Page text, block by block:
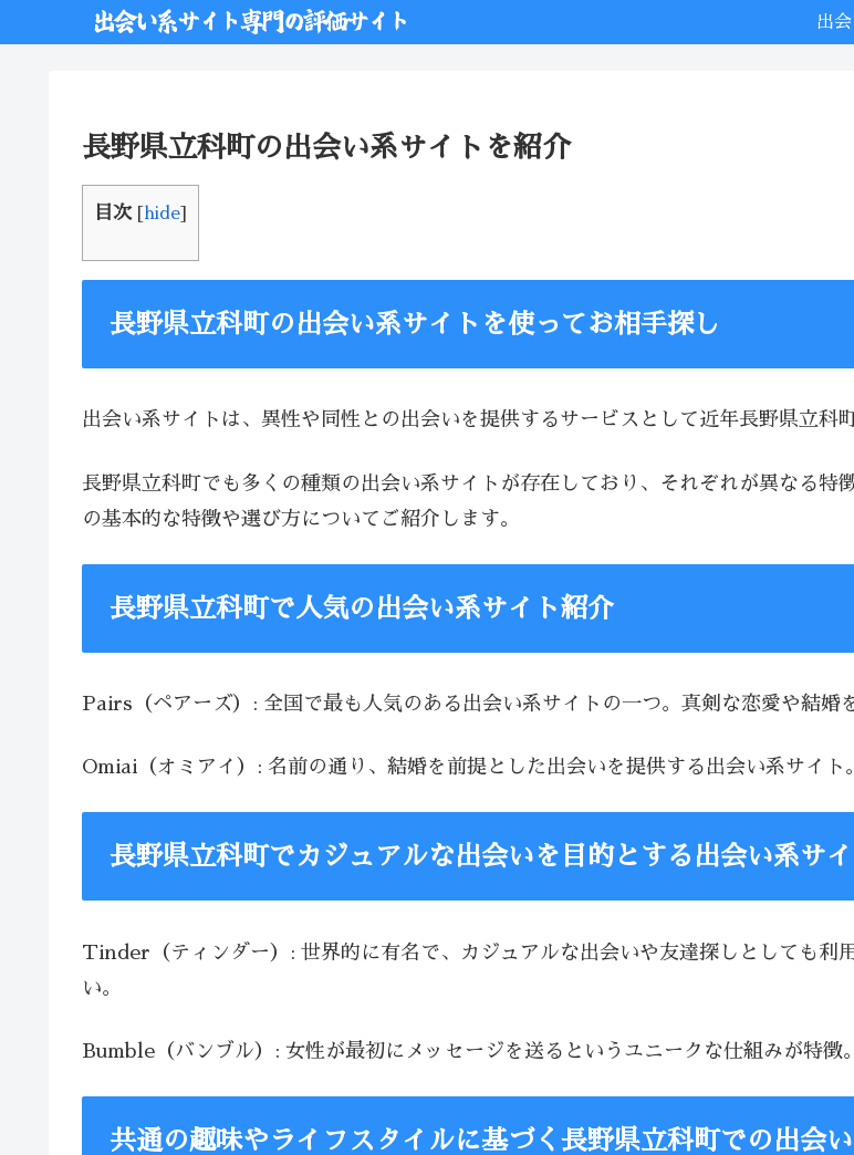
出
長野県立科町の出会い系サイトを紹介
目次 hide
長野県立科町の出会い系サイトを使ってお相手探し
出会い系サイトは、異性や同性との出会いを提供するサービスとして近年長野県立科
長野県立科町でも多くの種類の出会い系サイトが存在しており、それぞれが異なる特
の基本的な特徴や選び方についてご紹介します。
長野県立科町で人気の出会い系サイト紹介
Pairs（ペアーズ）: 全国で最も人気のある出会い系サイトの一つ。真剣な恋愛や結婚
Omiai（オミアイ）: 名前の通り、結婚を前提とした出会いを提供する出会い系サイト
長野県立科町でカジュアルな出会いを目的とする出会い系サ
Tinder（ティンダー）: 世界的に有名で、カジュアルな出会いや友達探しとしても利
い。
Bumble（バンブル）: 女性が最初にメッセージを送るというユニークな仕組みが特徴
共通の趣味やライフスタイルに基づく長野県立科町での出会